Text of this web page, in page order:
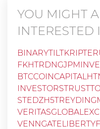
YOU MIGHT
INTERESTED
BINARYTILT
FKHTRDNG
BTCCOINCAPITAL
INVESTORSTRUST
STEDZH5TREYDING
VENNGATE